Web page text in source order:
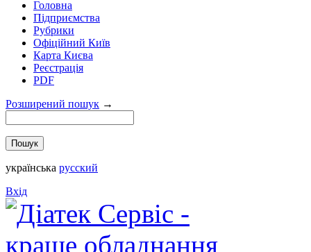
Головна
Підприємства
Рубрики
Офіційний Київ
Карта Києва
Реєстрація
PDF
Розширений пошук →
українська русский
Вхід